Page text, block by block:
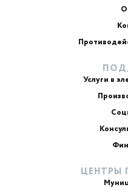
Услуги в
ЦЕНТРЫ